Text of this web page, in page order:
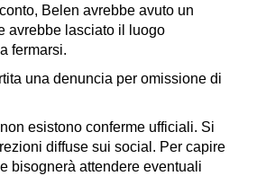
Belen avrebbe avuto un
avrebbe lasciato il luogo
fermarsi.
una denuncia per omissione di
esistono conferme ufficiali. Si
diffuse sui social. Per capire
bisognerà attendere eventuali